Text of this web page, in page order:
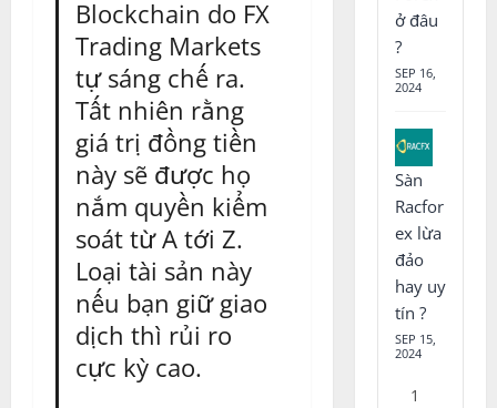
Blockchain do FX
Trading Markets
tự sáng chế ra.
Tất nhiên rằng
giá trị đồng tiền
này sẽ được họ
nắm quyền kiểm
soát từ A tới Z.
Loại tài sản này
nếu bạn giữ giao
dịch thì rủi ro
cực kỳ cao.
ở đâu
?
SEP 16,
2024
Sàn
Racfor
ex lừa
đảo
hay uy
tín ?
SEP 15,
2024
1